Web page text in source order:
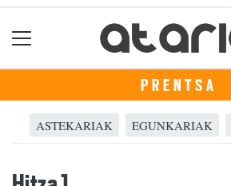
PRENTSA
ASTEKARIAK EGUNKARIAK